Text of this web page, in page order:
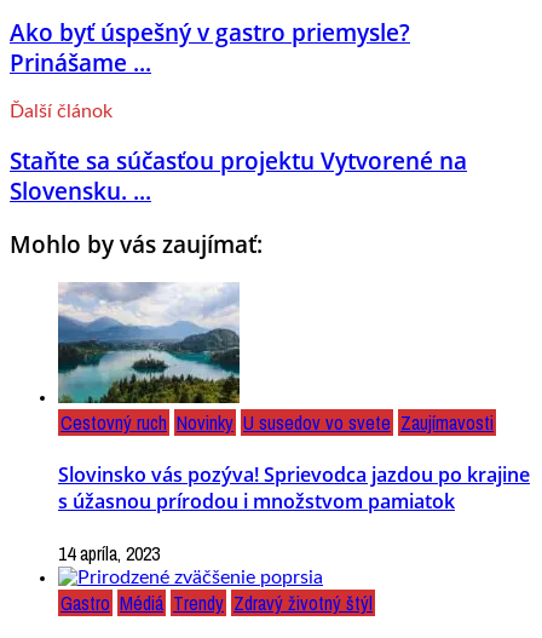
Ako byť úspešný v gastro priemysle?
Prinášame ...
Ďalší článok
Staňte sa súčasťou projektu Vytvorené na
Slovensku. ...
Mohlo by vás zaujímať:
Cestovný ruch Novinky U susedov vo svete Zaujímavosti
Slovinsko vás pozýva! Sprievodca jazdou po krajine
s úžasnou prírodou i množstvom pamiatok
14 apríla, 2023
Gastro Médiá Trendy Zdravý životný štýl